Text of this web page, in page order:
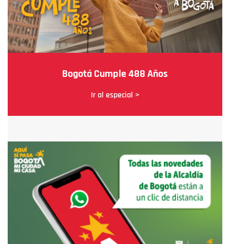
Bogotá Cumple 488 Años
Ir al especial >